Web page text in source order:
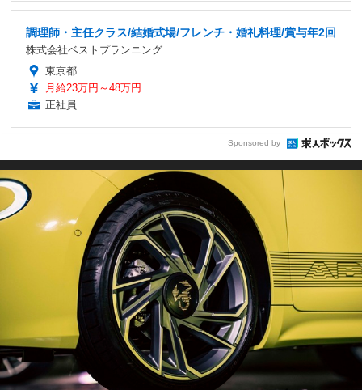
調理師・主任クラス/結婚式場/フレンチ・婚礼料理/賞与年2回
株式会社ベストプランニング
東京都
月給23万円～48万円
正社員
Sponsored by